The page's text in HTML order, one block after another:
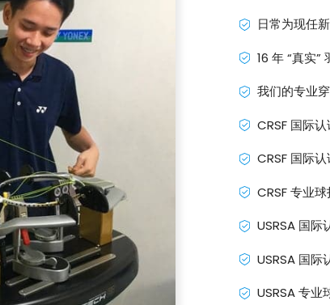
日常为现任
16 年 “真实”
我们的专业
CRSF 国际
CRSF 国际
CRSF 专业
USRSA 国际
USRSA 国际
USRSA 专业